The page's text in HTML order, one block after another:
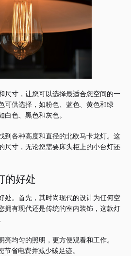
尺寸，让您可以选择最适合您空间的一
可供选择，如粉色、蓝色、黄色和绿
白色、黑色和灰色。
到各种高度和直径的北欧马卡龙灯。 这
尺寸，无论您需要床头柜上的小台灯还
的好处
处。 首先，其时尚现代的设计为任何空
拥有现代还是传统的室内装饰，这款灯
亮均匀的照明，更方便观看和工作。
节省电费并减少碳足迹。